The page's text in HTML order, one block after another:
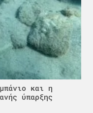
και η
ύπαρξης